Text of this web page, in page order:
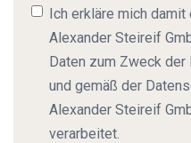
Ich erkläre mich
Alexander Steireif
Daten zum Zweck der
und gemäß der
Alexander Steireif
verarbeitet.